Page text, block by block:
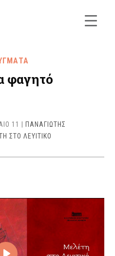
φαγητό
11
ΠΑΝΑΓΙΩΤΗΣ
ΣΤΟ ΛΕΥΙΤΙΚΟ